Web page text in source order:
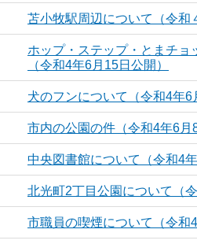
苫小牧駅周辺について（令和
ホップ・ステップ・とまチ
（令和4年6月15日公開）
犬のフンについて（令和4年6
市内の公園の件（令和4年6月
中央図書館について（令和4
北光町2丁目公園について（
市職員の喫煙について（令和